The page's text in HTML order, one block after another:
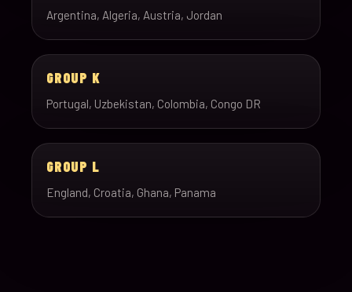
Argentina, Algeria, Austria, Jordan
GROUP K
Portugal, Uzbekistan, Colombia, Congo DR
GROUP L
England, Croatia, Ghana, Panama